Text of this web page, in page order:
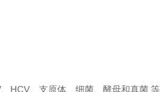
HCV、支原体、细菌、酵母和真菌